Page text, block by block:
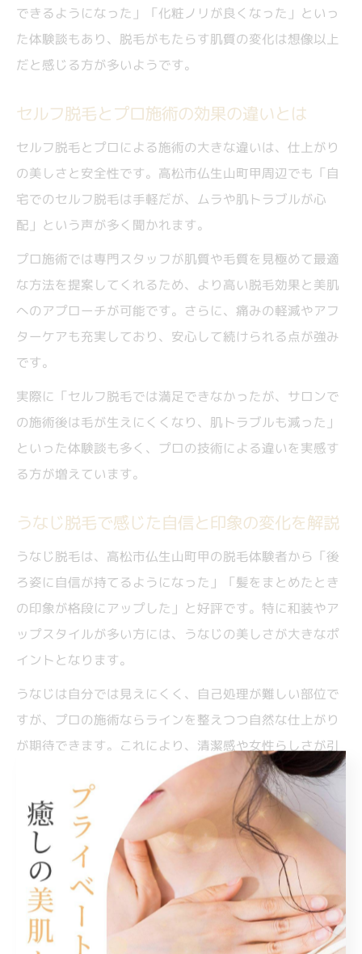
できるようになった」「化粧ノリが良くなった」といっ
た体験談もあり、脱毛がもたらす肌質の変化は想像以上
だと感じる方が多いようです。
セルフ脱毛とプロ施術の効果の違いとは
セルフ脱毛とプロによる施術の大きな違いは、仕上がり
の美しさと安全性です。高松市仏生山町甲周辺でも「自
宅でのセルフ脱毛は手軽だが、ムラや肌トラブルが心
配」という声が多く聞かれます。
プロ施術では専門スタッフが肌質や毛質を見極めて最適
な方法を提案してくれるため、より高い脱毛効果と美肌
へのアプローチが可能です。さらに、痛みの軽減やアフ
ターケアも充実しており、安心して続けられる点が強み
です。
実際に「セルフ脱毛では満足できなかったが、サロンで
の施術後は毛が生えにくくなり、肌トラブルも減った」
といった体験談も多く、プロの技術による違いを実感す
る方が増えています。
うなじ脱毛で感じた自信と印象の変化を解説
うなじ脱毛は、高松市仏生山町甲の脱毛体験者から「後
ろ姿に自信が持てるようになった」「髪をまとめたとき
の印象が格段にアップした」と好評です。特に和装やア
ップスタイルが多い方には、うなじの美しさが大きなポ
イントとなります。
うなじは自分では見えにくく、自己処理が難しい部位で
すが、プロの施術ならラインを整えつつ自然な仕上がり
が期待できます。これにより、清潔感や女性らしさが引
き立つと実感する声が多いのも特徴です。
「友人からうなじを褒められるようになった」「写真映
りが良くなった」といった具体的な体験談もあり、うな
じ脱毛が自信や印象アップにつながることがわかりま
す。